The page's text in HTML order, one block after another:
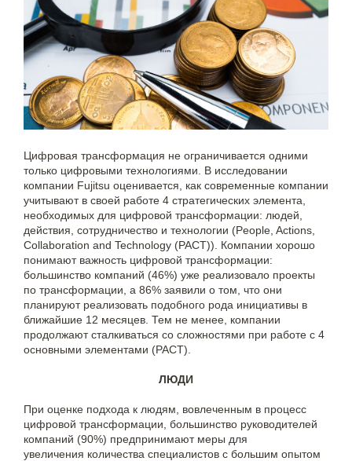
Цифровая трансформация не ограничивается одними
только цифровыми технологиями. В исследовании
компании Fujitsu оценивается, как современные компании
учитывают в своей работе 4 стратегических элемента,
необходимых для цифровой трансформации: людей,
действия, сотрудничество и технологии (People, Actions,
Collaboration and Technology (PACT)). Компании хорошо
понимают важность цифровой трансформации:
большинство компаний (46%) уже реализовало проекты
по трансформации, а 86% заявили о том, что они
планируют реализовать подобного рода инициативы в
ближайшие 12 месяцев. Тем не менее, компании
продолжают сталкиваться со сложностями при работе с 4
основными элементами (PACT).
ЛЮДИ
При оценке подхода к людям, вовлеченным в процесс
цифровой трансформации, большинство руководителей
компаний (90%) предпринимают меры для
увеличения количества специалистов с большим опытом